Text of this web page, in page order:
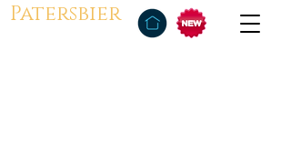
Patersbier